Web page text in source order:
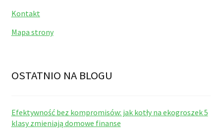
Kontakt
Mapa strony
OSTATNIO NA BLOGU
Efektywność bez kompromisów: jak kotły na ekogroszek 5
klasy zmieniają domowe finanse